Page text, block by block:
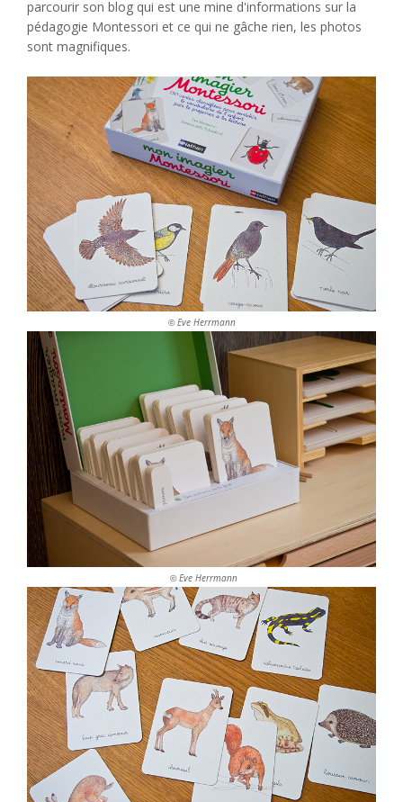
parcourir son blog qui est une mine d'informations sur la
pédagogie Montessori et ce qui ne gâche rien, les photos
sont magnifiques.
©Eve Herrmann
©Eve Herrmann